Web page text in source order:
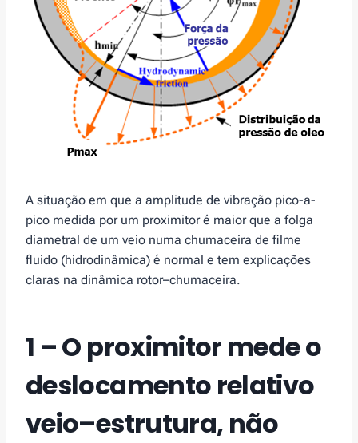
A situação em que a amplitude de vibração pico-a-
pico medida por um proximitor é maior que a folga
diametral de um veio numa chumaceira de filme
fluido (hidrodinâmica) é normal e tem explicações
claras na dinâmica rotor–chumaceira.
1 – O proximitor mede o
deslocamento relativo
veio–estrutura, não